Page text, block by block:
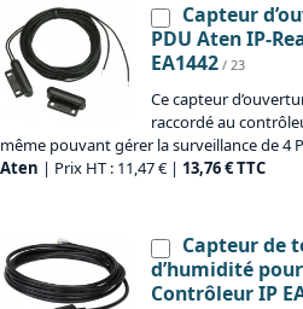
Capteur
PDU Aten IP-
EA1442 / 23
Ce capteur
raccordé au
même pouvant gérer la surveillance de 4
Aten | Prix HT : 11,47 € | 13,76 € TTC
Capteur de
d’humidité
Contrôleur IP